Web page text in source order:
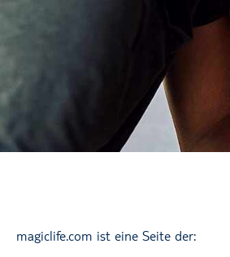
magiclife.com ist eine Seite der: